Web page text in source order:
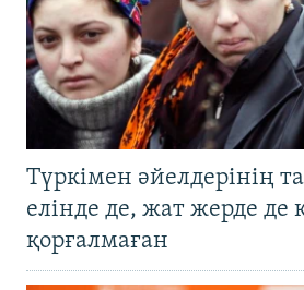
Түркімен әйелдерінің
елінде де, жат жерде де
қорғалмаған